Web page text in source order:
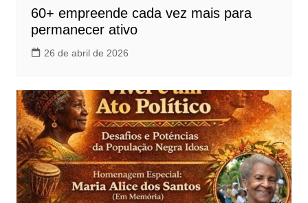
60+ empreende cada vez mais para
permanecer ativo
26 de abril de 2026